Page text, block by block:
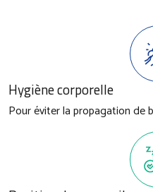
Hygiène corporelle
Pour éviter la propagation de